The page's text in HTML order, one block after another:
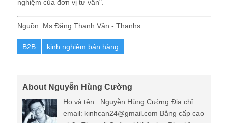
nghiệm của đơn vị tư vấn".
Nguồn: Ms Đặng Thanh Vân - Thanhs
B2B kinh nghiệm bán hàng
About Nguyễn Hùng Cường
Họ và tên : Nguyễn Hùng Cường Địa chỉ
email: kinhcan24@gmail.com Bằng cấp cao